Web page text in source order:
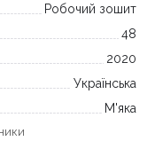
Робочий зошит
48
2020
Українська
М'яка